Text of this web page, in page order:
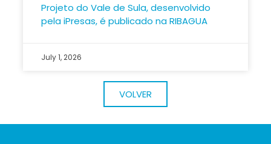
Projeto do Vale de Sula, desenvolvido
pela iPresas, é publicado na RIBAGUA
July 1, 2026
VOLVER